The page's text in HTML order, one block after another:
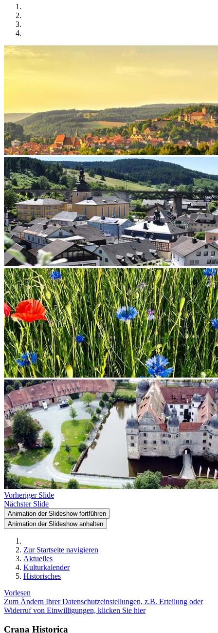
Vorheriger Slide
Nächster Slide
Animation der Slideshow fortführen
Animation der Slideshow anhalten
Zur Startseite navigieren
Aktuelles
Kulturkalender
Historisches
Vorlesen
Zum Ändern Ihrer Datenschutzeinstellungen, z.B. Erteilung oder
Widerruf von Einwilligungen, klicken Sie hier
Crana Historica